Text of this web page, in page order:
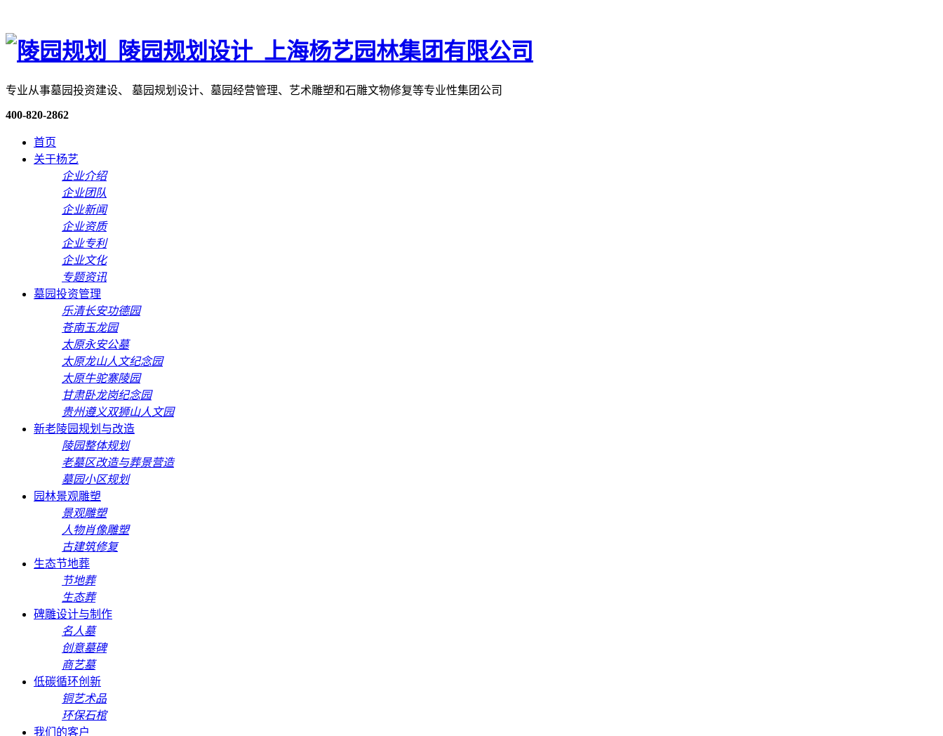
专业从事墓园投资建设、 墓园规划设计、墓园经营管理、艺术雕塑和石雕文物修复等专业性集团公司
400-820-2862
首页
关于杨艺
企业介绍
企业团队
企业新闻
企业资质
企业专利
企业文化
专题资讯
墓园投资管理
乐清长安功德园
苍南玉龙园
太原永安公墓
太原龙山人文纪念园
太原牛驼寨陵园
甘肃卧龙岗纪念园
贵州遵义双狮山人文园
新老陵园规划与改造
陵园整体规划
老墓区改造与葬景营造
墓园小区规划
园林景观雕塑
景观雕塑
人物肖像雕塑
古建筑修复
生态节地葬
节地葬
生态葬
碑雕设计与制作
名人墓
创意墓碑
商艺墓
低碳循环创新
铜艺术品
环保石棺
我们的客户